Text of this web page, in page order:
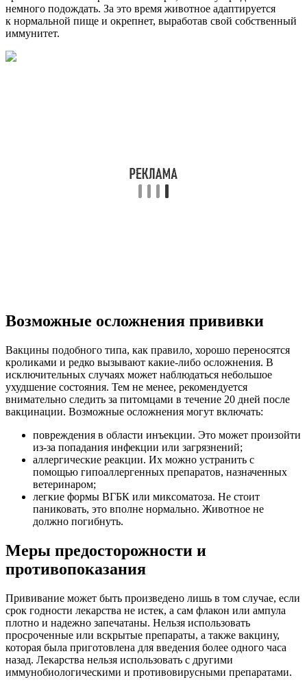
немного подождать. За это время животное адаптируется
к нормальной пище и окрепнет, выработав свой собственный
иммунитет.
Возможные осложнения прививки
Вакцины подобного типа, как правило, хорошо переносятся
кроликами и редко вызывают какие-либо осложнения. В
исключительных случаях может наблюдаться небольшое
ухудшение состояния. Тем не менее, рекомендуется
внимательно следить за питомцами в течение 20 дней после
вакцинации. Возможные осложнения могут включать:
повреждения в области инъекции. Это может произойти
из-за попадания инфекции или загрязнений;
аллергические реакции. Их можно устранить с
помощью гипоаллергенных препаратов, назначенных
ветеринаром;
легкие формы ВГБК или миксоматоза. Не стоит
паниковать, это вполне нормально. Животное не
должно погибнуть.
Меры предосторожности и
противопоказания
Прививание может быть произведено лишь в том случае, если
срок годности лекарства не истек, а сам флакон или ампула
плотно и надежно запечатаны. Нельзя использовать
просроченные или вскрытые препараты, а также вакцину,
которая была приготовлена для введения более одного часа
назад. Лекарства нельзя использовать с другими
иммунобиологическими и противовирусными препаратами.